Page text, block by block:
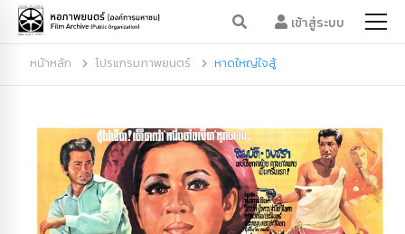
เข้าสู่ระบบ
หน้าหลัก โปรแกรมภาพยนตร์ หาดใหญ่ใจสู้